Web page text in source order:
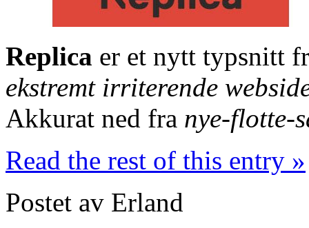
Replica er et nytt typsnitt
ekstremt irriterende
Akkurat ned fra nye-flotte-
Read the rest of this entry »
Postet av Erland